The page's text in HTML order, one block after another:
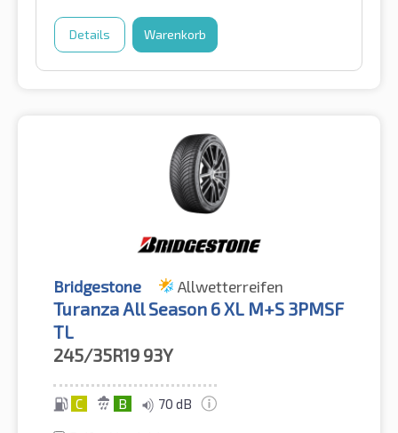
Details Warenkorb
Bridgestone Allwetterreifen
Turanza All Season 6 XL M+S 3PMSF
TL
245/35R19 93Y
C B 70 dB